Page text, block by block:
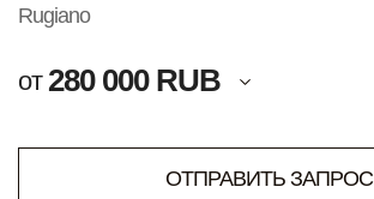
Rugiano
от 280 000 RUB
ОТПРАВИТЬ ЗАПРОС